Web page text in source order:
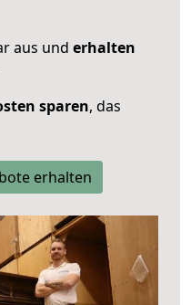
aus und erhalten
sparen, das
erhalten